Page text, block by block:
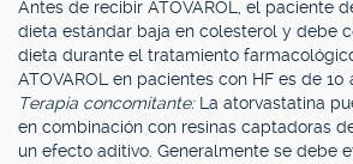
Antes de recibir ATOVAROL, el paciente
dieta estándar baja en colesterol y debe
dieta durante el tratamiento
ATOVAROL en pacientes con HF es de 10
Terapia concomitante: La atorvastatina
en combinación con resinas captadoras
un efecto aditivo. Generalmente se debe